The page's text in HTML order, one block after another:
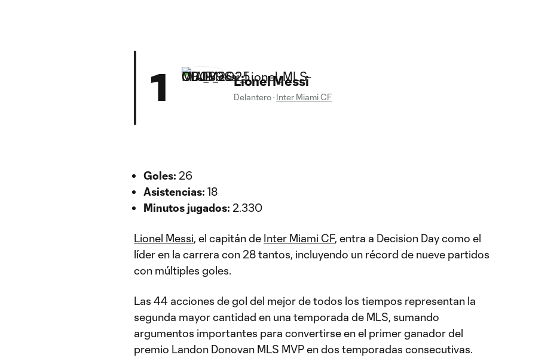
1 Lionel Messi
Delantero· Inter Miami CF
Goles: 26
Asistencias: 18
Minutos jugados: 2.330
Lionel Messi, el capitán de Inter Miami CF, entra a Decision Day como el
líder en la carrera con 28 tantos, incluyendo un récord de nueve partidos
con múltiples goles.
Las 44 acciones de gol del mejor de todos los tiempos representan la
segunda mayor cantidad en una temporada de MLS, sumando
argumentos importantes para convertirse en el primer ganador del
premio Landon Donovan MLS MVP en dos temporadas consecutivas.